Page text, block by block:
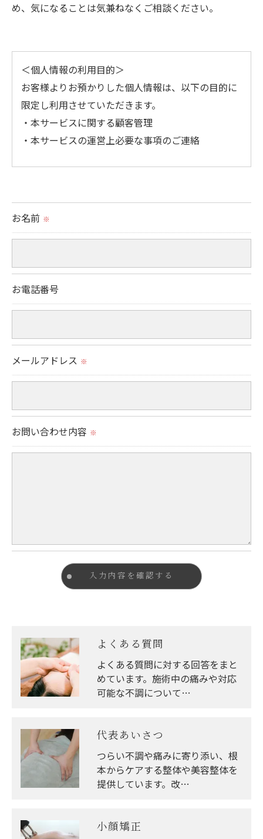
め、気になることは気兼ねなくご相談ください。
＜個人情報の利用目的＞
お客様よりお預かりした個人情報は、以下の目的に
限定し利用させていただきます。
・本サービスに関する顧客管理
・本サービスの運営上必要な事項のご連絡
られた場合を除き、
当社では、利用目的の達成に必要な範囲において、
＜個人情報を与えなかった場合に生じる結果＞
＜個人情報の開示･訂正・削除･利用停止の手続につ
当社では、お客様の個人情報の開示･訂正･削除・利
す。
個人情報の開示･訂正･削除・利用停止の具体的手続
きにつきましては、お電話でお問合せ下さい。
お名前 ※
お電話番号
メールアドレス ※
お問い合わせ内容 ※
よくある質問
よくある質問に対する回答をまと
めています。施術中の痛みや対応
可能な不調について…
代表あいさつ
つらい不調や痛みに寄り添い、根
本からケアする整体や美容整体を
提供しています。改…
小顔矯正